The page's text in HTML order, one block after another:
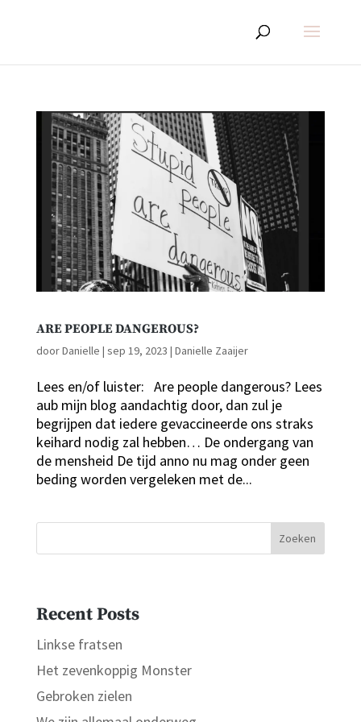
ARE PEOPLE DANGEROUS?
doorDanielle | sep 19, 2023 | Danielle Zaaijer
Lees en/of luister: Are people dangerous? Lees
aub mijn blog aandachtig door, dan zul je
begrijpen dat iedere gevaccineerde ons straks
keihard nodig zal hebben… De ondergang van
de mensheid De tijd anno nu mag onder geen
beding worden vergeleken met de...
Zoeken
Recent Posts
Linkse fratsen
Het zevenkoppig Monster
Gebroken zielen